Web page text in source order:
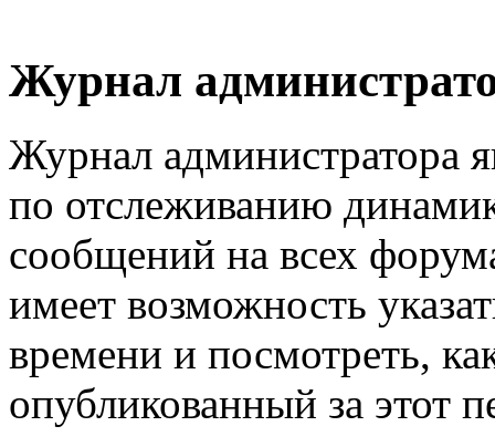
Журнал
Журнал администратора
по отслеживанию
сообщений на всех
имеет возможность
времени и посмотреть,
опубликованный за этот